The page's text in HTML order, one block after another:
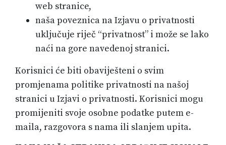
web stranice,
naša poveznica na Izjavu o privatnosti
uključuje riječ “privatnost” i može se lako
naći na gore navedenoj stranici.
Korisnici će biti obaviješteni o svim
promjenama politike privatnosti na našoj
stranici u Izjavi o privatnosti. Korisnici mogu
promijeniti svoje osobne podatke putem e-
maila, razgovora s nama ili slanjem upita.